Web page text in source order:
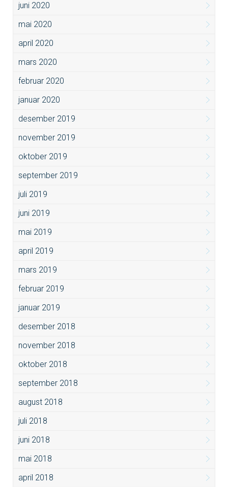
juni 2020
mai 2020
april 2020
mars 2020
februar 2020
januar 2020
desember 2019
november 2019
oktober 2019
september 2019
juli 2019
juni 2019
mai 2019
april 2019
mars 2019
februar 2019
januar 2019
desember 2018
november 2018
oktober 2018
september 2018
august 2018
juli 2018
juni 2018
mai 2018
april 2018